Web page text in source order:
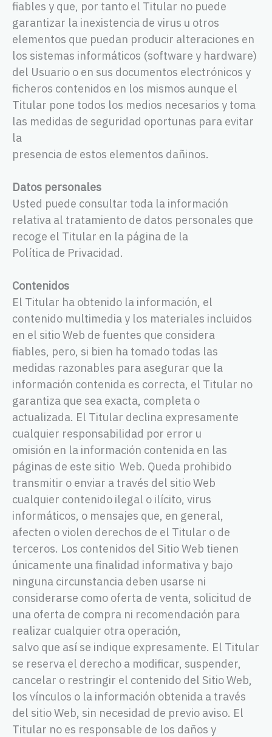
fiables y que, por tanto el Titular no puede
garantizar la inexistencia de virus u otros
elementos que puedan producir alteraciones en
los sistemas informáticos (software y hardware)
del Usuario o en sus documentos electrónicos y
ficheros contenidos en los mismos aunque el
Titular pone todos los medios necesarios y toma
las medidas de seguridad oportunas para evitar
la
presencia de estos elementos dañinos.
Datos personales
Usted puede consultar toda la información
relativa al tratamiento de datos personales que
recoge el Titular en la página de la
Política de Privacidad.
Contenidos
El Titular ha obtenido la información, el
contenido multimedia y los materiales incluidos
en el sitio Web de fuentes que considera
fiables, pero, si bien ha tomado todas las
medidas razonables para asegurar que la
información contenida es correcta, el Titular no
garantiza que sea exacta, completa o
actualizada. El Titular declina expresamente
cualquier responsabilidad por error u
omisión en la información contenida en las
páginas de este sitio Web. Queda prohibido
transmitir o enviar a través del sitio Web
cualquier contenido ilegal o ilícito, virus
informáticos, o mensajes que, en general,
afecten o violen derechos de el Titular o de
terceros. Los contenidos del Sitio Web tienen
únicamente una finalidad informativa y bajo
ninguna circunstancia deben usarse ni
considerarse como oferta de venta, solicitud de
una oferta de compra ni recomendación para
realizar cualquier otra operación,
salvo que así se indique expresamente. El Titular
se reserva el derecho a modificar, suspender,
cancelar o restringir el contenido del Sitio Web,
los vínculos o la información obtenida a través
del sitio Web, sin necesidad de previo aviso. El
Titular no es responsable de los daños y